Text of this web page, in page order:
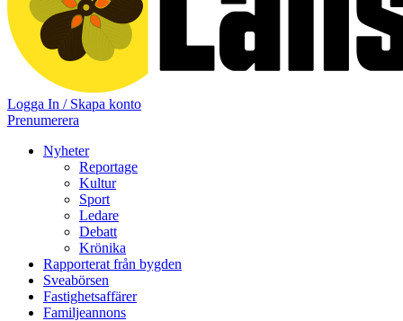
Logga In / Skapa konto
Prenumerera
Nyheter
Reportage
Kultur
Sport
Ledare
Debatt
Krönika
Rapporterat från bygden
Sveabörsen
Fastighetsaffärer
Familjeannons